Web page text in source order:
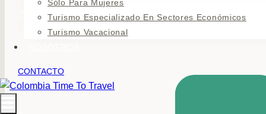
Sólo Para Mujeres
Turismo Especializado En Sectores Económicos
Turismo Vacacional
CONTACTO
›EXPERIENCIAS › CULTURA EN COLORES CULTURA